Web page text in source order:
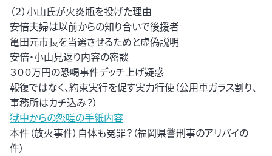
（２）小山氏が火炎瓶を投げた理由
安倍夫婦は以前からの知り合いで後援者
亀田元市長を当選させるためと虚偽説明
安倍・小山見返り内容の密談
３００万円の恐喝事件デッチ上げ疑惑
報復ではなく、約束実行を促す実力行使（公用車ガラス割り、
事務所はカチ込み？）
獄中からの怨嗟の手紙内容
本件（放火事件）自体も冤罪？（福岡県警刑事のアリバイの
件）